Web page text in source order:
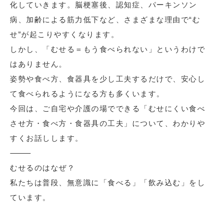
化していきます。脳梗塞後、認知症、パーキンソン
病、加齢による筋力低下など、さまざまな理由で“む
せ”が起こりやすくなります。
しかし、「むせる＝もう食べられない」というわけで
はありません。
姿勢や食べ方、食器具を少し工夫するだけで、安心し
て食べられるようになる方も多くいます。
今回は、ご自宅や介護の場でできる「むせにくい食べ
させ方・食べ方・食器具の工夫」について、わかりや
すくお話しします。
⸻
むせるのはなぜ？
私たちは普段、無意識に「食べる」「飲み込む」をし
ています。